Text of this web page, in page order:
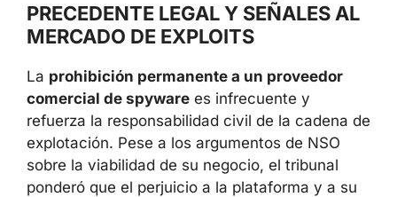
PRECEDENTE LEGAL Y SEÑALES AL
MERCADO DE EXPLOITS
La prohibición permanente a un proveedor
comercial de spyware es infrecuente y
refuerza la responsabilidad civil de la cadena de
explotación. Pese a los argumentos de NSO
sobre la viabilidad de su negocio, el tribunal
ponderó que el perjuicio a la plataforma y a su